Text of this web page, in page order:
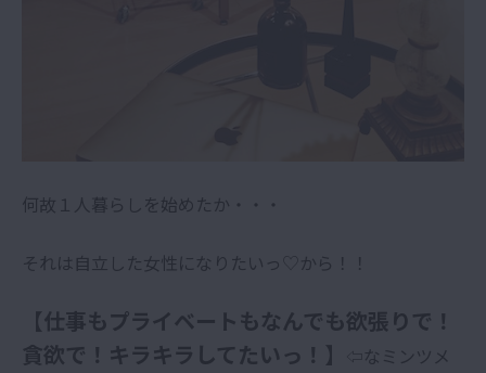
何故１人暮らしを始めたか・・・
それは自立した女性になりたいっ♡から！！
【仕事もプライベートもなんでも欲張りで！
貪欲で！キラキラしてたいっ！】
⇦なミンツメ